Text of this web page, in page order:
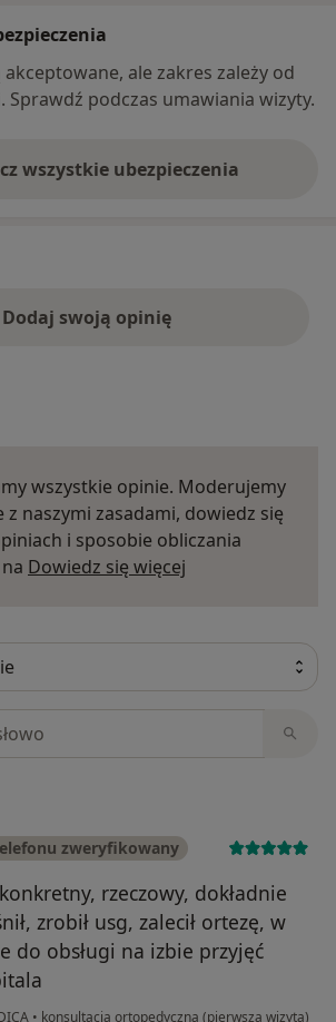
ale zakres zależy od
Sprawdź podczas umawiania wizyty.
wszystkie ubezpieczenia
Dodaj swoją opinię
wszystkie opinie. Moderujemy
z naszymi zasadami, dowiedz się
i sposobie obliczania
Dowiedz się więcej
zweryfikowany
rzeczowy, dokładnie
zrobił usg, zalecił ortezę, w
do obsługi na izbie przyjęć
• konsultacja ortopedyczna (pierwsza wizyta)